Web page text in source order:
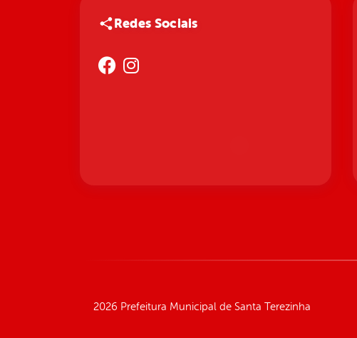
Redes Sociais
2026 Prefeitura Municipal de Santa Terezinha